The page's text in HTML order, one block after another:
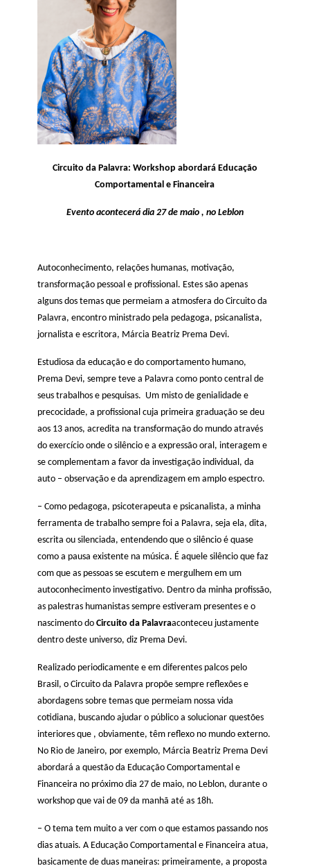
Circuito da Palavra: Workshop abordará Educação
Comportamental e Financeira
Evento acontecerá dia 27 de maio , no Leblon
Autoconhecimento, relações humanas, motivação,
transformação pessoal e profissional. Estes são apenas
alguns dos temas que permeiam a atmosfera do Circuito da
Palavra, encontro ministrado pela pedagoga, psicanalista,
jornalista e escritora, Márcia Beatriz Prema Devi.
Estudiosa da educação e do comportamento humano,
Prema Devi, sempre teve a Palavra como ponto central de
seus trabalhos e pesquisas. Um misto de genialidade e
precocidade, a profissional cuja primeira graduação se deu
aos 13 anos, acredita na transformação do mundo através
do exercício onde o silêncio e a expressão oral, interagem e
se complementam a favor da investigação individual, da
auto – observação e da aprendizagem em amplo espectro.
– Como pedagoga, psicoterapeuta e psicanalista, a minha
ferramenta de trabalho sempre foi a Palavra, seja ela, dita,
escrita ou silenciada, entendendo que o silêncio é quase
como a pausa existente na música. É aquele silêncio que faz
com que as pessoas se escutem e mergulhem em um
autoconhecimento investigativo. Dentro da minha profissão,
as palestras humanistas sempre estiveram presentes e o
nascimento do Circuito da Palavraaconteceu justamente
dentro deste universo, diz Prema Devi.
Realizado periodicamente e em diferentes palcos pelo
Brasil, o Circuito da Palavra propõe sempre reflexões e
abordagens sobre temas que permeiam nossa vida
cotidiana, buscando ajudar o público a solucionar questões
interiores que , obviamente, têm reflexo no mundo externo.
No Rio de Janeiro, por exemplo, Márcia Beatriz Prema Devi
abordará a questão da Educação Comportamental e
Financeira no próximo dia 27 de maio, no Leblon, durante o
workshop que vai de 09 da manhã até as 18h.
– O tema tem muito a ver com o que estamos passando nos
dias atuais. A Educação Comportamental e Financeira atua,
basicamente de duas maneiras: primeiramente, a proposta